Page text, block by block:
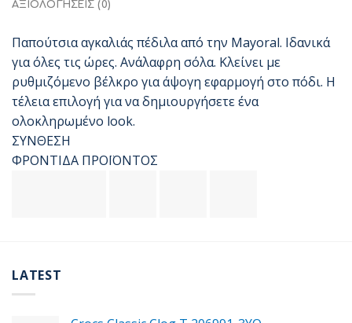
ΑΞΙΟΛΟΓΉΣΕΙΣ (0)
Παπούτσια αγκαλιάς πέδιλα από την Mayoral. Ιδανικά
για όλες τις ώρες. Ανάλαφρη σόλα. Κλείνει με
ρυθμιζόμενο βέλκρο για άψογη εφαρμογή στο πόδι. Η
τέλεια επιλογή για να δημιουργήσετε ένα
ολοκληρωμένο look.
ΣΥΝΘΕΣΗ
ΦΡΟΝΤΙΔΑ ΠΡΟΪΟΝΤΟΣ
LATEST